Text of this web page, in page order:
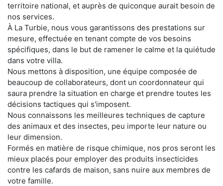
territoire national, et auprès de quiconque aurait besoin de
nos services.
À La Turbie, nous vous garantissons des prestations sur
mesure, effectuée en tenant compte de vos besoins
spécifiques, dans le but de ramener le calme et la quiétude
dans votre villa.
Nous mettons à disposition, une équipe composée de
beaucoup de collaborateurs, dont un coordonnateur qui
saura prendre la situation en charge et prendre toutes les
décisions tactiques qui s'imposent.
Nous connaissons les meilleures techniques de capture
des animaux et des insectes, peu importe leur nature ou
leur dimension.
Formés en matière de risque chimique, nos pros seront les
mieux placés pour employer des produits insecticides
contre les cafards de maison, sans nuire aux membres de
votre famille.